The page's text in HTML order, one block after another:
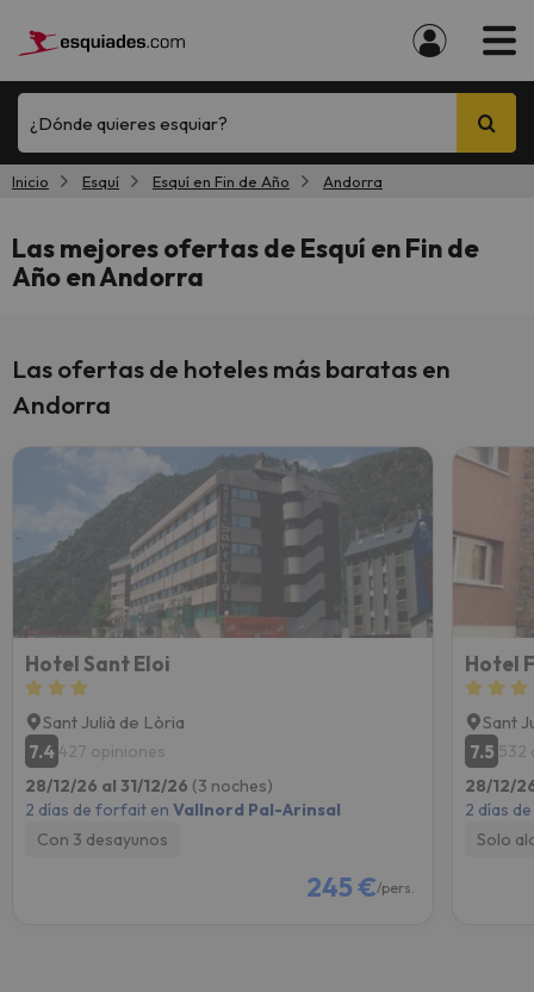
¿Dónde quieres esquiar?
Inicio Esquí Esquí en Fin de Año Andorra
Las mejores ofertas de Esquí en Fin de
Año en Andorra
Las ofertas de hoteles más baratas en
Andorra
Hotel Sant Eloi
Sant Julià de Lòria
7.4427 opiniones
28/12/26 al 31/12/26 (3 noches)
2 días de forfait en Vallnord Pal-Arinsal
Con 3 desayunos
245 €/pers.
Hotel
Sant
7.5 532
28/12/
2 días
Solo